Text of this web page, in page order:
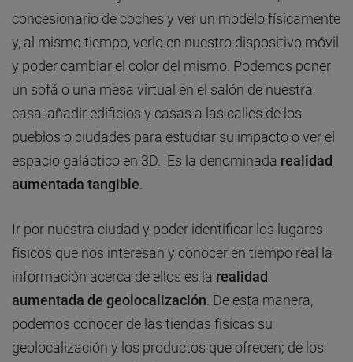
concesionario de coches y ver un modelo físicamente
y, al mismo tiempo, verlo en nuestro dispositivo móvil
y poder cambiar el color del mismo. Podemos poner
un sofá o una mesa virtual en el salón de nuestra
casa, añadir edificios y casas a las calles de los
pueblos o ciudades para estudiar su impacto o ver el
espacio galáctico en 3D. Es la denominada realidad
aumentada tangible
Ir por nuestra ciudad y poder identificar los lugares
físicos que nos interesan y conocer en tiempo real la
información acerca de ellos es la realidad
aumentada de geolocalización . De esta manera,
podemos conocer de las tiendas físicas su
geolocalización y los productos que ofrecen; de los